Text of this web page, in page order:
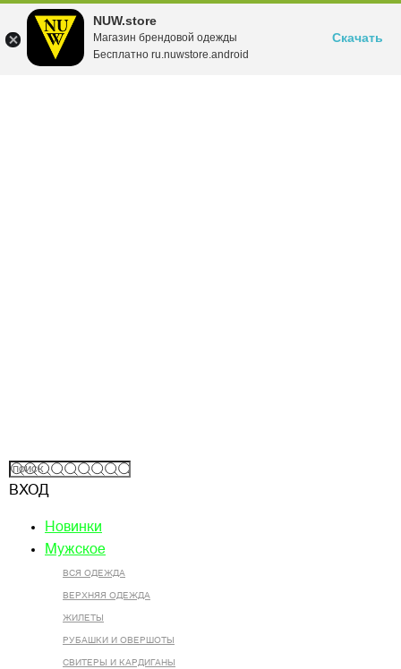
NUW.store
Магазин брендовой одежды
Бесплатно ru.nuwstore.android
Скачать
ВХОД
Новинки
Мужское
ВСЯ ОДЕЖДА
ВЕРХНЯЯ ОДЕЖДА
ЖИЛЕТЫ
РУБАШКИ И ОВЕРШОТЫ
СВИТЕРЫ И КАРДИГАНЫ